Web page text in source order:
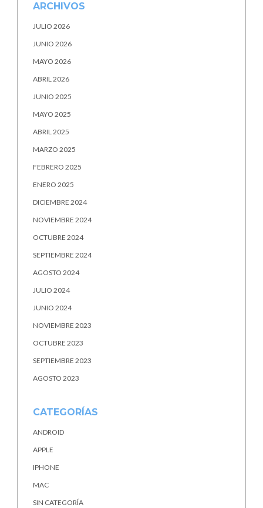
ARCHIVOS
JULIO 2026
JUNIO 2026
MAYO 2026
ABRIL 2026
JUNIO 2025
MAYO 2025
ABRIL 2025
MARZO 2025
FEBRERO 2025
ENERO 2025
DICIEMBRE 2024
NOVIEMBRE 2024
OCTUBRE 2024
SEPTIEMBRE 2024
AGOSTO 2024
JULIO 2024
JUNIO 2024
NOVIEMBRE 2023
OCTUBRE 2023
SEPTIEMBRE 2023
AGOSTO 2023
CATEGORÍAS
ANDROID
APPLE
IPHONE
MAC
SIN CATEGORÍA